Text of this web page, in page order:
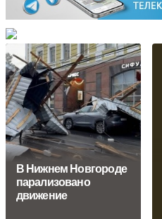
В Нижнем Новгороде
парализовано
движение